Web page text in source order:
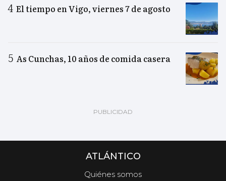
El tiempo en Vigo, viernes 7 de agosto
As Cunchas, 10 años de comida casera
ATLÁNTICO
Quiénes somos